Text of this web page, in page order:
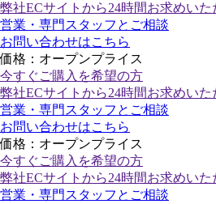
弊社ECサイトから24時間お求めいた
営業・専門スタッフとご相談
お問い合わせはこちら
価格：オープンプライス
今すぐご購入 を希望の方
弊社ECサイトから24時間お求めいた
営業・専門スタッフとご相談
お問い合わせはこちら
価格：オープンプライス
今すぐご購入 を希望の方
弊社ECサイトから24時間お求めいた
営業・専門スタッフとご相談